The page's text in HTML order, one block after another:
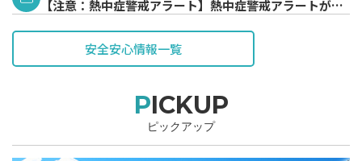
【注意：熱中症警戒アラート】熱中症警戒アラートが発
安全安心情報一覧
PICKUP
ピックアップ